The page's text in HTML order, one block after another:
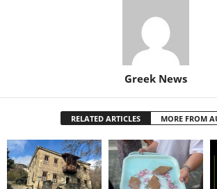
Greek News
RELATED ARTICLES MORE FROM